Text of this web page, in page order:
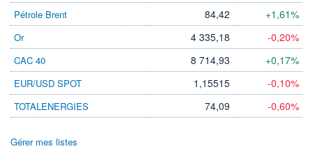
Pétrole Brent 84,42 +1,61%
Or 4 335,18 -0,20%
CAC 40 8 714,93 +0,17%
EUR/USD SPOT 1,15515 -0,10%
TOTALENERGIES 74,09 -0,60%
Gérer mes listes